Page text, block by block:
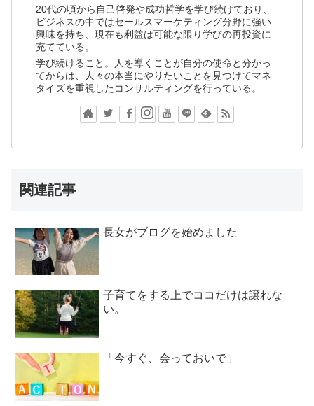
20代の頃から自己啓発や成功哲学を学び続けており、
ビジネスの中ではセールスマーケティング分野に強い
興味を持ち、現在も利益は可能な限り学びの再投資に
充てている。
学び続けること。人を導くことが自分の使命と分かっ
てからは、人々の本当にやりたいことを見つけてマネ
タイズを重視したコンサルティングを行っている。
関連記事
長女がブログを始めました
子育てをする上でココだけは譲れな
い。
「今すぐ、会っておいで」